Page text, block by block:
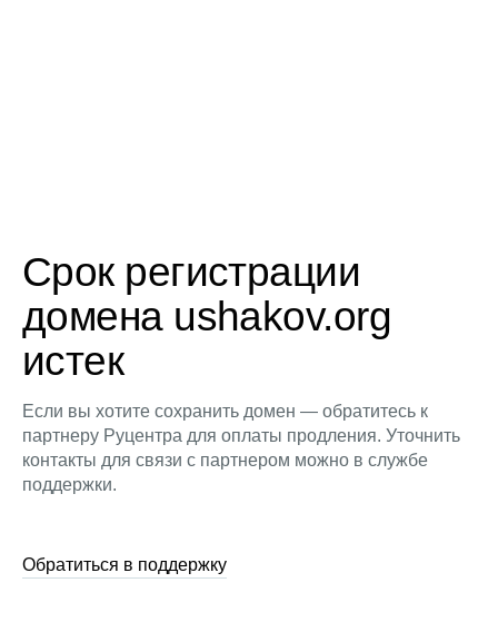
Срок регистрации
домена ushakov.org
истек
Если вы хотите сохранить домен — обратитесь к
партнеру Руцентра для оплаты продления. Уточнить
контакты для связи с партнером можно в службе
поддержки.
Обратиться в поддержку